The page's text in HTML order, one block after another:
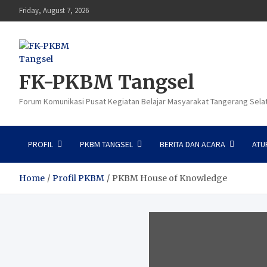
to
Friday, August 7, 2026
FK-PKBM Tangsel
Forum Komunikasi Pusat Kegiatan Belajar Masyarakat Tangerang
PROFIL PKBM TANGSEL BERITA DAN ACARA
Home Profil PKBM PKBM House of Knowledge